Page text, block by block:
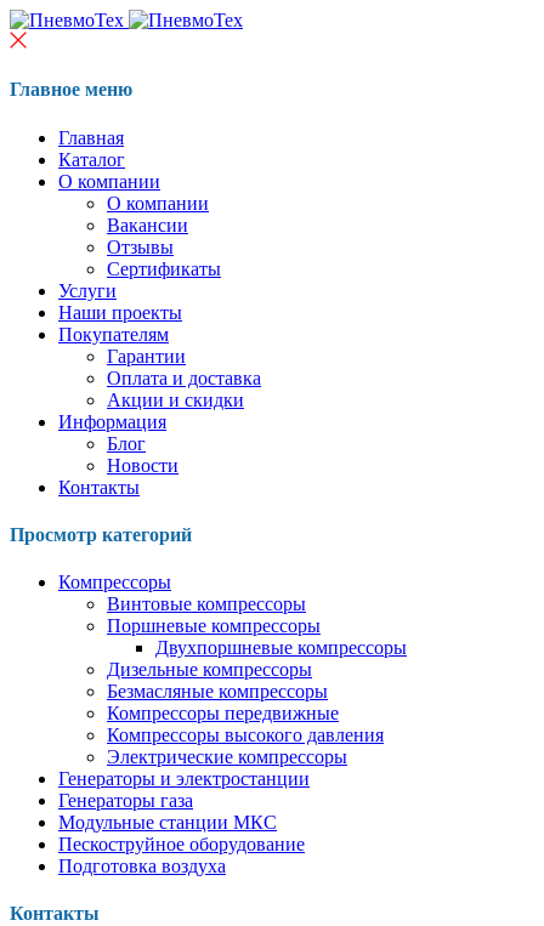
Главное меню
Главная
Каталог
О компании
О компании
Вакансии
Отзывы
Сертификаты
Услуги
Наши проекты
Покупателям
Гарантии
Оплата и доставка
Акции и скидки
Информация
Блог
Новости
Контакты
Просмотр категорий
Компрессоры
Винтовые компрессоры
Поршневые компрессоры
Двухпоршневые компрессоры
Дизельные компрессоры
Безмасляные компрессоры
Компрессоры передвижные
Компрессоры высокого давления
Электрические компрессоры
Генераторы и электростанции
Генераторы газа
Модульные станции МКС
Пескоструйное оборудование
Подготовка воздуха
Контакты